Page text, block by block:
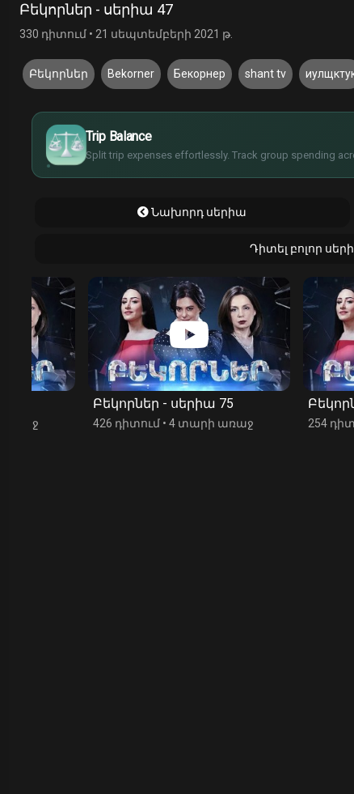
Բեկորներ - սերիա 47
330 դիտում • 21 սեպտեմբերի 2021 թ.
Բեկորներ Bekorner Бекорнер shant tv
Trip Balance
Split trip expenses effortlessly. Track group spending
€
¥
£
Նախորդ սերիա
Դիտել բոլոր
Բեկորներ - սերիա 75
426 դիտում•4 տարի առաջ
Բեկորներ -
254 դիտում•4